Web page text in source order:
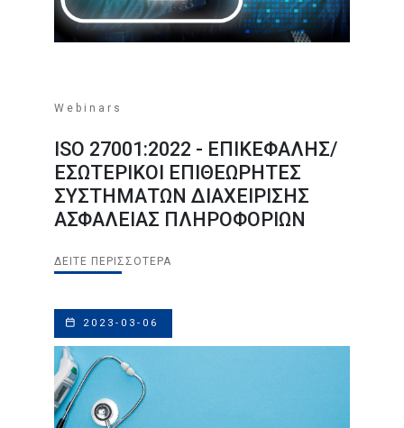
Webinars
ISO 27001:2022 - ΕΠΙΚΕΦΑΛΗΣ/
ΕΣΩΤΕΡΙΚΟΙ ΕΠΙΘΕΩΡΗΤΕΣ
ΣΥΣΤΗΜΑΤΩΝ ΔΙΑΧΕΙΡΙΣΗΣ
ΑΣΦΑΛΕΙΑΣ ΠΛΗΡΟΦΟΡΙΩΝ
ΔΕΊΤΕ ΠΕΡΙΣΣΌΤΕΡΑ
2023-03-06